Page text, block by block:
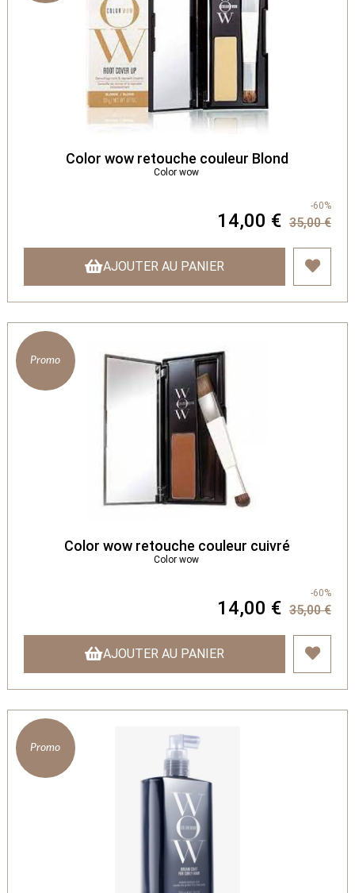
Color wow retouche couleur Blond
Color wow
14,00 € 35,00 €
-60%
AJOUTER AU PANIER
Color wow retouche couleur cuivré
Color wow
14,00 € 35,00 €
-60%
AJOUTER AU PANIER
Promo
Promo